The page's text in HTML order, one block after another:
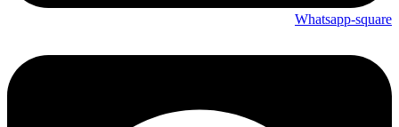
Whatsapp-square